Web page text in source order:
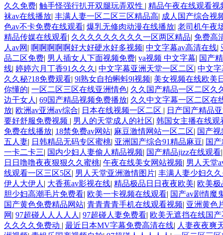
久久免费| 触手怪强行扒开双腿玩弄双性 | 精品午夜在线观看
袜av在线播放| 丰满人妻一区二区三区精品高| 成人国产综合视
色av不卡免费在线观看| 爆乳无修肉动漫在线播放| 老司机午夜
精品传媒在线观看| 久久久久久久久久久一区两区精品| 免费高
人av网 | 啊啊啊啊啊好大好硬水好多视频| 中文字幕av高清在线|
品二区免费| 男人插女人下面视频免费| va视频 中文字幕| 国产
线| 婷婷六月丁香91久久久 | 中文字幕亚洲天堂一区二区| 中文字
久久秘?18免费观看| 9l熟女自拍蝌蚪9l视频| 美女视频在线欧美
你懂的| 一区二区三区在线亚洲情色| 久久国产精品一区二区久
边干女人 | 69国产精品视频免费播放| 久久中文字幕一区二区在
放| 欧洲av亚洲av综合| 日本在线视频一区二区 | 日产国产精品
要好舒服免费视频 | 男人的天堂成人的社区| 韩国女主播在线观
免费在线播放| 18禁免费av网站| 麻豆激情网站一区二区| 国产
五人妻| 日韩精品无码专区蜜桃| 亚洲国产综合91精品麻豆| 国
一卡二卡三| 国内少妇人妻偷人精品视频| 国产精品jizz在线观看
日日噜噜夜夜狠狠久久蜜桃| 午夜在线美女网站视频| 男人天堂
线观看一区三区5区| 男人天堂亚洲激情图片| 丰满人妻少妇久
伊人大伊人 | 大香蕉av影视在线| 精品极品日日夜夜欧美| 欧美
胆少妇高潮毛片免费看| 欧美一卡视频在线观看| 国产av剧情魔
国产黄色免费精品网站| 青青青青手机在线观看视频| 亚洲黄色
网 | 97超碰人人人人人 | 97超碰人妻免费看| 欧美无遮挡在线国
久久久久免费动 | 最近日本MV字幕免费高清在线| 人妻夜夜爽